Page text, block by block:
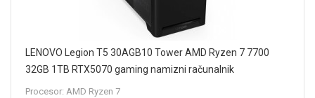
LENOVO Legion T5 30AGB10 Tower AMD Ryzen 7 7700
32GB 1TB RTX5070 gaming namizni računalnik
90YJ00APXT
Procesor: AMD Ryzen 7